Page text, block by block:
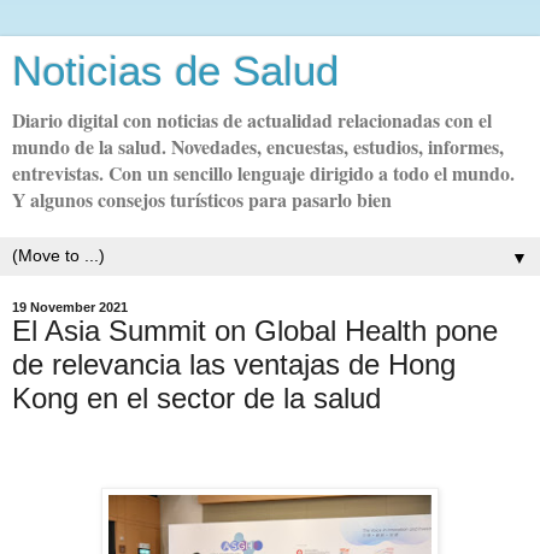
Noticias de Salud
Diario digital con noticias de actualidad relacionadas con el
mundo de la salud. Novedades, encuestas, estudios, informes,
entrevistas. Con un sencillo lenguaje dirigido a todo el mundo.
Y algunos consejos turísticos para pasarlo bien
▼
19 November 2021
El Asia Summit on Global Health pone
de relevancia las ventajas de Hong
Kong en el sector de la salud